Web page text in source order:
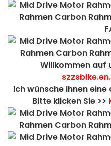
Willkommen auf
Ich wünsche Ihnen
Bitte klicken Sie >>